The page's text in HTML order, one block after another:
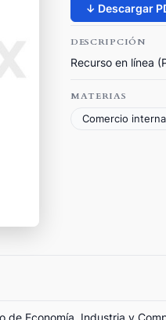
↓ Descargar
DESCRIPCIÓN
Recurso en línea
MATERIAS
Comercio